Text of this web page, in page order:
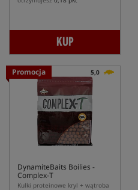
KUP
Promocja 5,0
DynamiteBaits Boilies -
Complex-T
Kulki proteinowe kryl + wątroba